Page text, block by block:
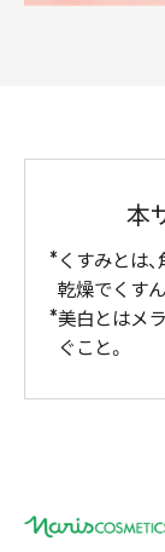
本
くすみとは
乾燥でくす
美白とはメ
ぐこと。